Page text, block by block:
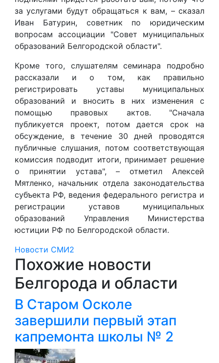
за услугами будут обращаться к вам, – сказал
Иван Батурин, советник по юридическим
вопросам ассоциации "Совет муниципальных
образований Белгородской области".
Кроме того, слушателям семинара подробно
рассказали и о том, как правильно
регистрировать уставы муниципальных
образований и вносить в них изменения с
помощью правовых актов. "Сначала
публикуется проект, потом дается срок на
обсуждение, в течение 30 дней проводятся
публичные слушания, потом соответствующая
комиссия подводит итоги, принимает решение
о принятии устава",– отметил Алексей
Мятленко, начальник отдела законодательства
субъекта РФ, ведения федерального регистра и
регистрации уставов муниципальных
образований Управления Министерства
юстиции РФ по Белгородской области.
Новости СМИ2
Похожие новости
Белгорода и области
В Старом Осколе
завершили первый этап
капремонта школы № 2